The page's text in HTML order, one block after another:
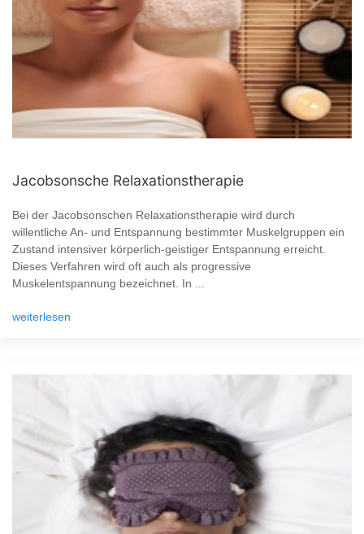
Jacobsonsche Relaxationstherapie
Bei der Jacobsonschen Relaxationstherapie wird durch
willentliche An- und Entspannung bestimmter Muskelgruppen ein
Zustand intensiver körperlich-geistiger Entspannung erreicht.
Dieses Verfahren wird oft auch als progressive
Muskelentspannung bezeichnet. In ...
weiterlesen